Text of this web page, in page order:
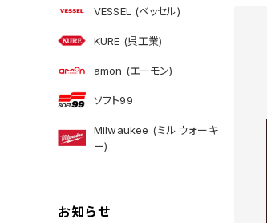
VESSEL (ベッセル)
KURE (呉工業)
amon (エーモン)
ソフト99
Milwaukee (ミルウォーキ
ー)
お知らせ